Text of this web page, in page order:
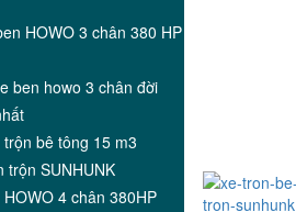
HOWO 3 chân 380 HP
ben howo 3 chân đời
bê tông 15 m3
trộn SUNHUNK
4 chân 380HP